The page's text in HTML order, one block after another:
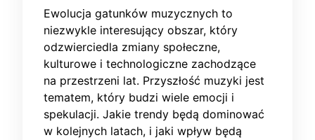
Ewolucja gatunków muzycznych to
niezwykle interesujący obszar, który
odzwierciedla zmiany społeczne,
kulturowe i technologiczne zachodzące
na przestrzeni lat. Przyszłość muzyki jest
tematem, który budzi wiele emocji i
spekulacji. Jakie trendy będą dominować
w kolejnych latach, i jaki wpływ będą